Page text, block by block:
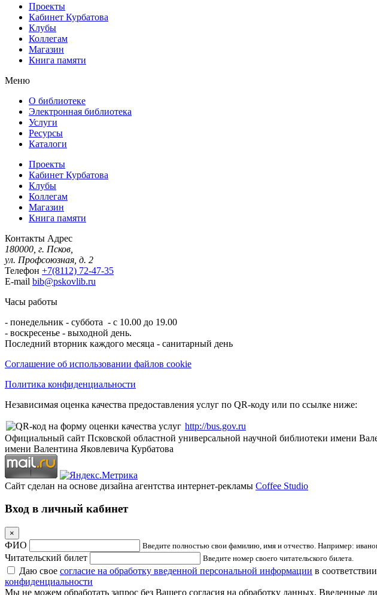
Проекты
Кабинет Курбатова
Клубы
Коллегам
Магазин
Книга памяти
Меню
О библиотеке
Электронная библиотека
Услуги
Ресурсы
Каталоги
Проекты
Кабинет Курбатова
Клубы
Коллегам
Магазин
Книга памяти
Контакты Адрес
180000, г. Псков,
ул. Профсоюзная, д. 2
Телефон +7(8112) 72-47-35
E-mail bib@pskovlib.ru
Часы работы
- понедельник - суббота - с 10.00 до 19.00
- воскресенье - выходной день.
Последний вторник каждого месяца - санитарный день
Соглашение об использовании файлов cookie
Политика конфиденциальности
Независимая оценка качества предоставления услуг по QR-коду или по ссылке ниже:
http://bus.gov.ru
Официальный сайт Псковской областной универсальной научной библиотеки имени
имени Валентина Яковлевича Курбатова
Сайт сделан на основе дизайна агентства интернет-рекламы Coffee Studio
Вход в личный кабинет
×
ФИО Введите полностью свои фамилию, имя и отчество. Например:
Читательский билет Введите номер своего читательского билета.
Даю свое согласие на обработку введенной персональной информации в
конфиденциальности
Мы не можем обработать запрос без Вашего согласия на обработку данных. Введенные